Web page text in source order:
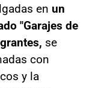
en un
"Garajes de
se
con
y la